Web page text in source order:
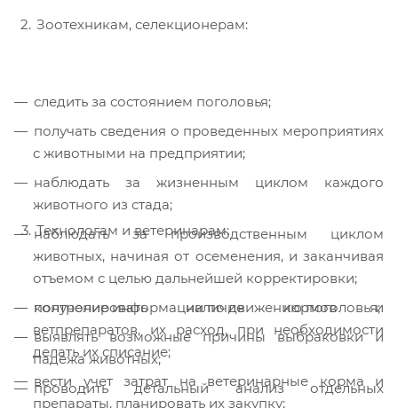
Зоотехникам, селекционерам:
следить за состоянием поголовья;
получать сведения о проведенных мероприятиях
с животными на предприятии;
наблюдать за жизненным циклом каждого
животного из стада;
наблюдать за производственным циклом
животных, начиная от осеменения, и заканчивая
отъемом с целью дальнейшей корректировки;
получение информации по движению поголовья;
выявлять возможные причины выбраковки и
падежа животных;
проводить детальный анализ отдельных
Технологам и ветеринарам:
контролировать наличие кормов и
ветпрепаратов, их расход, при необходимости
делать их списание;
вести учет затрат на ветеринарные корма и
препараты, планировать их закупку;